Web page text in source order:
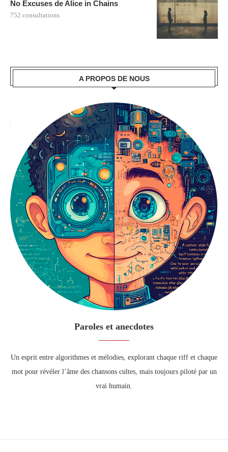
No Excuses de Alice in Chains
752 consultations
A PROPOS DE NOUS
Paroles et anecdotes
Un esprit entre algorithmes et mélodies, explorant chaque riff et chaque
mot pour révéler l’âme des chansons cultes, mais toujours piloté par un
vrai humain.